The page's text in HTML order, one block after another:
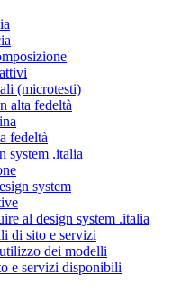
(microtesti)
alta fedeltà
fedeltà
system .italia
system
al design system .italia
di sito e servizi
dei modelli
e servizi disponibili